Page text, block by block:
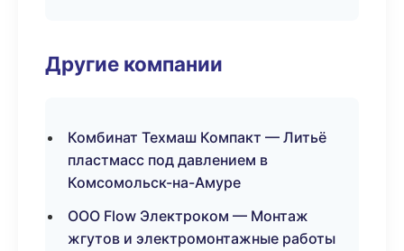
Другие компании
Комбинат Техмаш Компакт — Литьё
пластмасс под давлением в
Комсомольск-на-Амуре
ООО Flow Электроком — Монтаж
жгутов и электромонтажные работы